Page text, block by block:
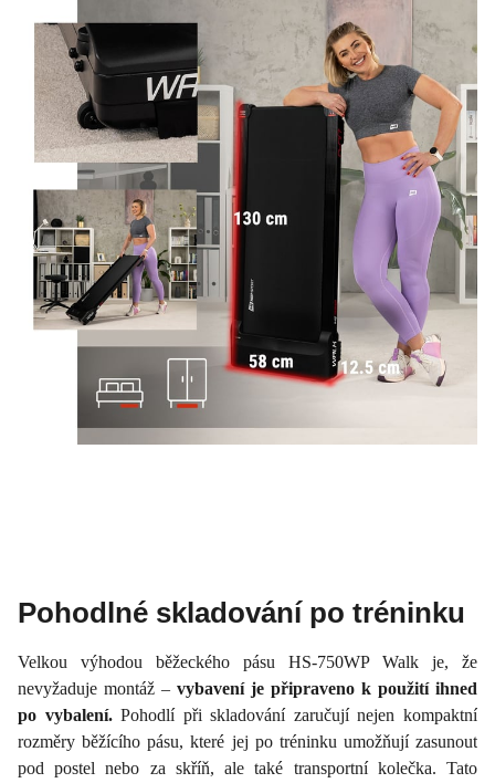
Pohodlné skladování po tréninku
Velkou výhodou běžeckého pásu HS-750WP Walk je, že
nevyžaduje montáž – vybavení je připraveno k použití ihned
po vybalení.Pohodlí při skladování zaručují nejen kompaktní
rozměry běžícího pásu, které jej po tréninku umožňují zasunout
pod postel nebo za skříň, ale také transportní kolečka. Tato